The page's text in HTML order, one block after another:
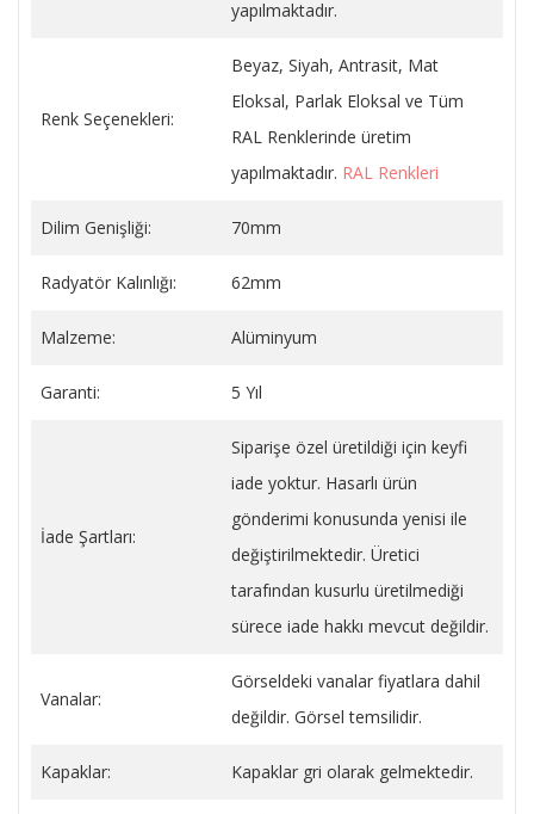
yapılmaktadır.
Renk Seçenekleri:
Beyaz, Siyah, Antrasit, Mat
Eloksal, Parlak Eloksal ve Tüm
RAL Renklerinde üretim
yapılmaktadır. RAL Renkleri
Dilim Genişliği: 70mm
Radyatör Kalınlığı: 62mm
Malzeme: Alüminyum
Garanti: 5 Yıl
İade Şartları:
Siparişe özel üretildiği için keyfi
iade yoktur. Hasarlı ürün
gönderimi konusunda yenisi ile
değiştirilmektedir. Üretici
tarafından kusurlu üretilmediği
sürece iade hakkı mevcut değildir.
Vanalar:
Görseldeki vanalar fiyatlara dahil
değildir. Görsel temsilidir.
Kapaklar: Kapaklar gri olarak gelmektedir.